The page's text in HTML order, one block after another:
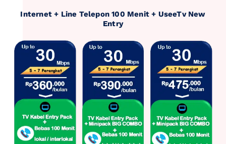
Internet + Line Telepon 100 Menit + UseeTv New
Entry